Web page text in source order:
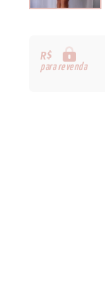
R$
para revenda